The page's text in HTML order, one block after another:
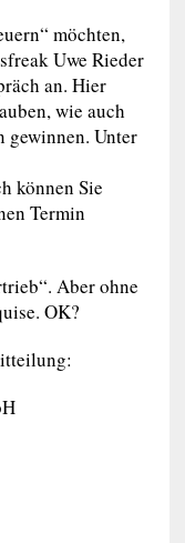
möchten,
Uwe Rieder
an. Hier
wie auch
gewinnen. Unter
können Sie
Termin
Aber ohne
OK?